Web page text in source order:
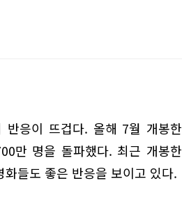
반응이 뜨겁다. 올해 7월 개봉한
만 명을 돌파했다. 최근 개봉한
들도 좋은 반응을 보이고 있다.